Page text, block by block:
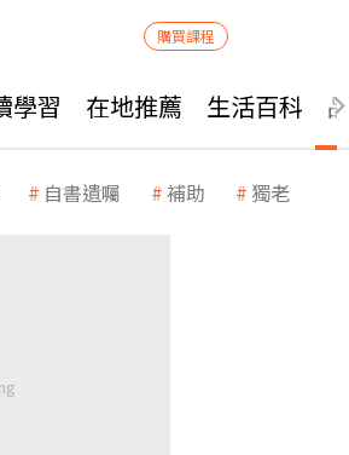
購買課程
學習 在地推薦 生活百科
自書遺囑 補助 獨老